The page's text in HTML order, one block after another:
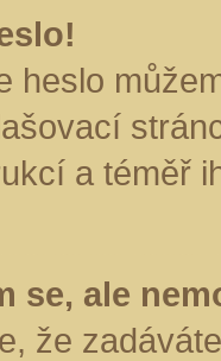
heslo
a téměř
se, ale
že